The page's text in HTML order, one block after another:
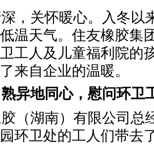
，关怀暖心。入冬以
温天气。住友橡胶集
工人及儿童福利院的
来自企业的温暖。
异地同心，慰问环卫
（湖南）有限公司总
环卫处的工人们带去